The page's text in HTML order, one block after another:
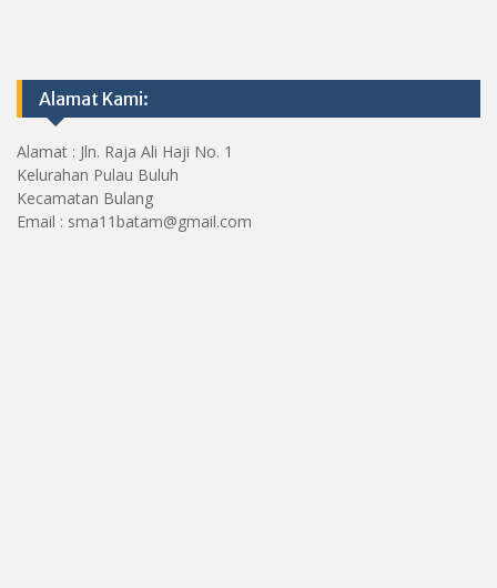
Alamat Kami:
Alamat : Jln. Raja Ali Haji No. 1
Kelurahan Pulau Buluh
Kecamatan Bulang
Email : sma11batam@gmail.com